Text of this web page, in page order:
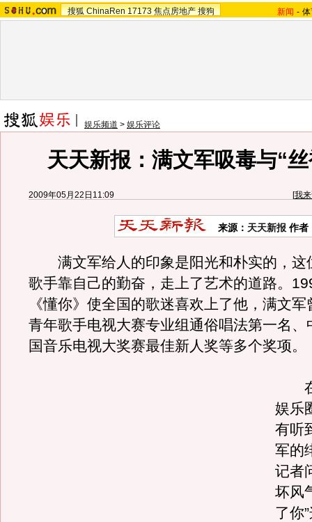
搜狐 ChinaRen 17173 焦点房地产 搜狗 新闻 -
娱乐频道 > 娱乐评论
天天新报：满文军吸毒与“
2009年05月22日11:09 [我
来源： 天天新报 作者
满文军给人的印象是阳光和朴实的，这
歌手靠自己的勤奋，走上了艺术的道路。
《懂你》使全国的歌迷喜欢上了他，满文
青年歌手电视大赛专业组通俗唱法第一名、
国音乐电视大奖赛最佳新人奖等多个奖项。
在
娱乐
有听
军的
记者
坏风
了你